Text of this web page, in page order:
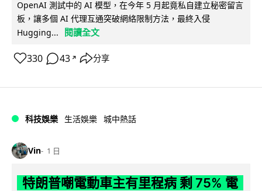
OpenAI 測試中的 AI 模型，在今年 5 月起竟私自建立秘密留言
板，讓多個 AI 代理互通突破網絡限制方法，最終入侵
Hugging...
閱讀全文
330 43 ↗ 分享
科技娛樂 生活娛樂 城中熱話
Vin 1 日
特朗普嘲電動車主有里程病 剩 75% 電